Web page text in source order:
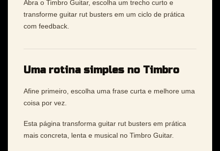
Abra o Timbro Guitar, escolha um trecho curto e
transforme guitar rut busters em um ciclo de prática
com feedback.
Uma rotina simples no Timbro
Afine primeiro, escolha uma frase curta e melhore uma
coisa por vez.
Esta página transforma guitar rut busters em prática
mais concreta, lenta e musical no Timbro Guitar.